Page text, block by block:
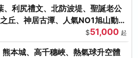
利尻禮文、北防波堤、聖誕老公
丘、神居古潭、人氣NO1旭山動物
$51,000 起
本城、高千穗峽、熱氣球升空體